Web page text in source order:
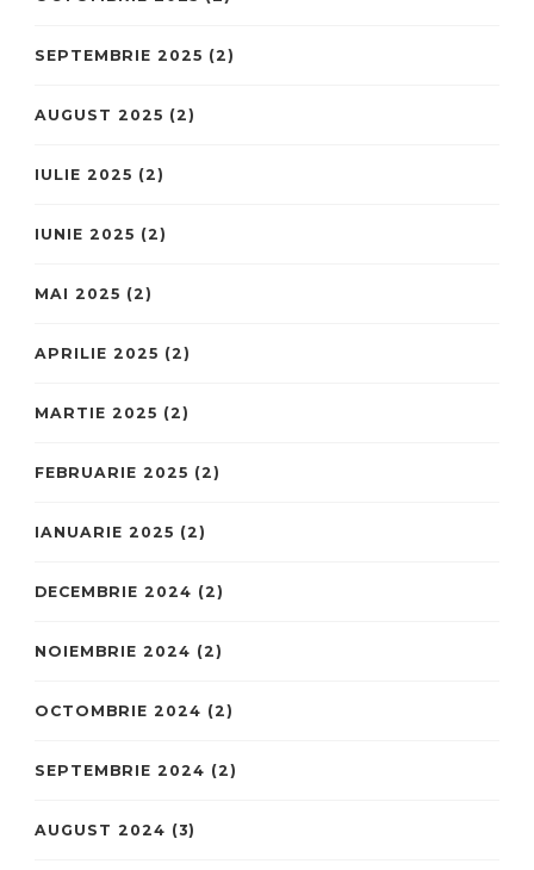
SEPTEMBRIE 2025 (2)
AUGUST 2025 (2)
IULIE 2025 (2)
IUNIE 2025 (2)
MAI 2025 (2)
APRILIE 2025 (2)
MARTIE 2025 (2)
FEBRUARIE 2025 (2)
IANUARIE 2025 (2)
DECEMBRIE 2024 (2)
NOIEMBRIE 2024 (2)
OCTOMBRIE 2024 (2)
SEPTEMBRIE 2024 (2)
AUGUST 2024 (3)